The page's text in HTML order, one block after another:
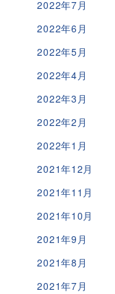
2022年7月
2022年6月
2022年5月
2022年4月
2022年3月
2022年2月
2022年1月
2021年12月
2021年11月
2021年10月
2021年9月
2021年8月
2021年7月